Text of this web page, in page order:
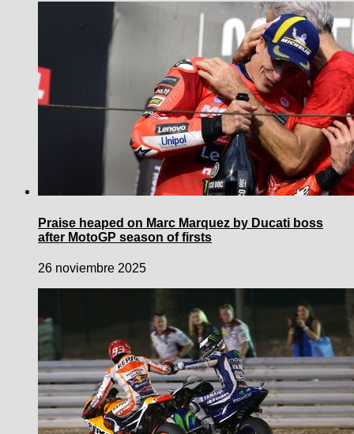
Praise heaped on Marc Marquez by Ducati boss
after MotoGP season of firsts
26 noviembre 2025